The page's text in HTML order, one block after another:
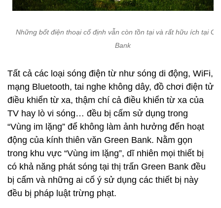
Những bốt điện thoại cố định vẫn còn tồn tại và rất hữu ích tại
Bank
Tất cả các loại sóng điện từ như sóng di động, WiFi,
mạng Bluetooth, tai nghe không dây, đồ chơi điện tử
điều khiển từ xa, thậm chí cả điều khiển từ xa của
TV hay lò vi sóng… đều bị cấm sử dụng trong
“Vùng im lặng” để không làm ảnh hưởng đến hoạt
động của kính thiên văn Green Bank. Nằm gọn
trong khu vực “Vùng im lặng”, dĩ nhiên mọi thiết bị
có khả năng phát sóng tại thị trấn Green Bank đều
bị cấm và những ai cố ý sử dụng các thiết bị này
đều bị pháp luật trừng phạt.